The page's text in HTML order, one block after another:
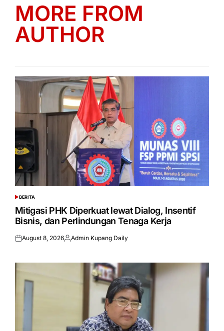
MORE FROM
AUTHOR
POSTED
IN
BERITA
Mitigasi PHK Diperkuat lewat Dialog, Insentif
Bisnis, dan Perlindungan Tenaga Kerja
Posted
August 8, 2026Posted
Admin Kupang Daily